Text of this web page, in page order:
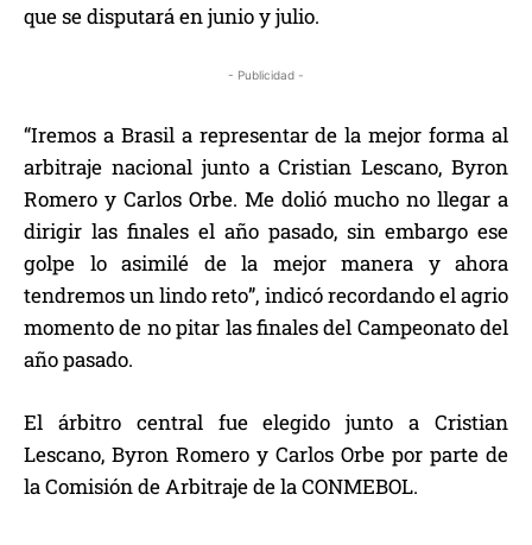
que se disputará en junio y julio.
- Publicidad -
“Iremos a Brasil a representar de la mejor forma al
arbitraje nacional junto a Cristian Lescano, Byron
Romero y Carlos Orbe. Me dolió mucho no llegar a
dirigir las finales el año pasado, sin embargo ese
golpe lo asimilé de la mejor manera y ahora
tendremos un lindo reto”, indicó recordando el agrio
momento de no pitar las finales del Campeonato del
año pasado.
El árbitro central fue elegido junto a Cristian
Lescano, Byron Romero y Carlos Orbe por parte de
la Comisión de Arbitraje de la CONMEBOL.